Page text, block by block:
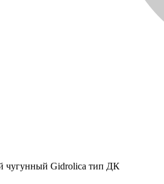
чугунный Gidrolica тип ДК